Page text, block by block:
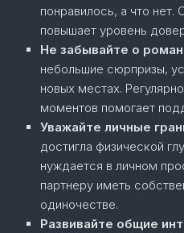
понравилось, а что нет.
повышает уровень
Не забывайте о
небольшие сюрпризы,
новых местах.
моментов помогает
Уважайте личные
достигла физической
нуждается в личном
партнеру иметь
одиночестве.
Развивайте общие